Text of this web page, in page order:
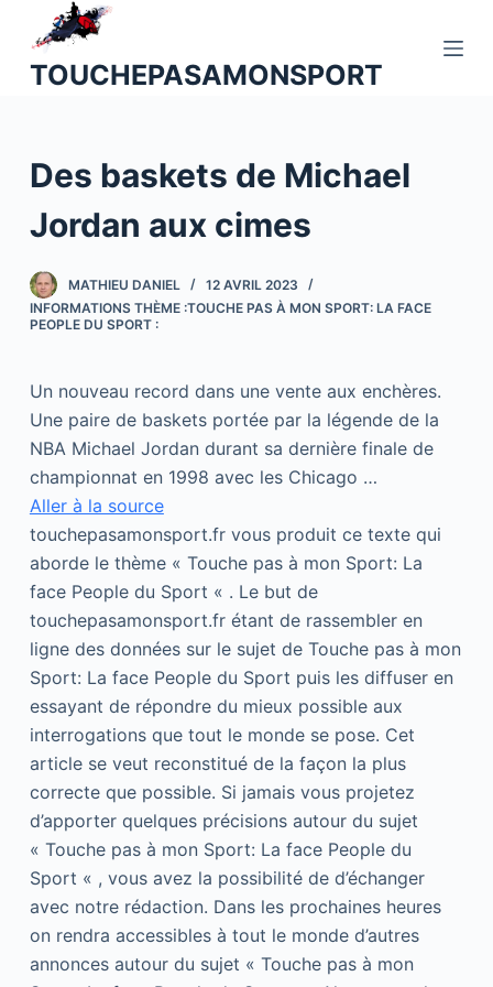
u
o
n
n
u
TOUCHEPASAMONSPORT
Des baskets de Michael
Jordan aux cimes
MATHIEU DANIEL
12 AVRIL 2023
INFORMATIONS THÈME :TOUCHE PAS À MON SPORT: LA FACE
PEOPLE DU SPORT :
Un nouveau record dans une vente aux enchères.
Une paire de baskets portée par la légende de la
NBA Michael Jordan durant sa dernière finale de
championnat en 1998 avec les Chicago …
Aller à la source
touchepasamonsport.fr vous produit ce texte qui
aborde le thème « Touche pas à mon Sport: La
face People du Sport « . Le but de
touchepasamonsport.fr étant de rassembler en
ligne des données sur le sujet de Touche pas à mon
Sport: La face People du Sport puis les diffuser en
essayant de répondre du mieux possible aux
interrogations que tout le monde se pose. Cet
article se veut reconstitué de la façon la plus
correcte que possible. Si jamais vous projetez
d’apporter quelques précisions autour du sujet
« Touche pas à mon Sport: La face People du
Sport « , vous avez la possibilité de d’échanger
avec notre rédaction. Dans les prochaines heures
on rendra accessibles à tout le monde d’autres
annonces autour du sujet « Touche pas à mon